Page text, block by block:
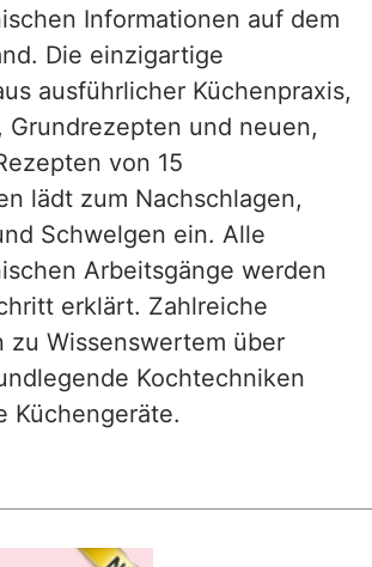
Informationen auf dem
Die einzigartige
ausführlicher Küchenpraxis,
Grundrezepten und neuen,
von 15
lädt zum Nachschlagen,
Schwelgen ein. Alle
Arbeitsgänge werden
erklärt. Zahlreiche
zu Wissenswertem über
Kochtechniken
Küchengeräte.